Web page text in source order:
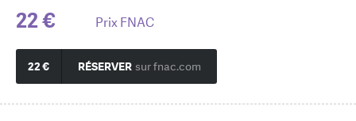
22 € Prix FNAC
22 € RÉSERVER sur fnac.com